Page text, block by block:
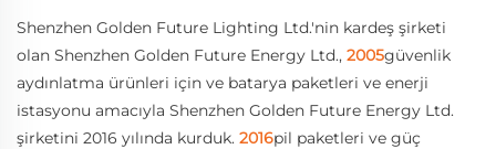
Shenzhen Golden Future Lighting Ltd.'nin kardeş şirketi
olan Shenzhen Golden Future Energy Ltd., 2005güvenlik
aydınlatma ürünleri için ve batarya paketleri ve enerji
istasyonu amacıyla Shenzhen Golden Future Energy Ltd.
şirketini 2016 yılında kurduk. 2016pil paketleri ve güç